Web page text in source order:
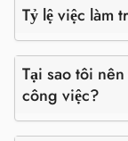
Tỷ lệ việc làm
Tại sao tôi
công việc?